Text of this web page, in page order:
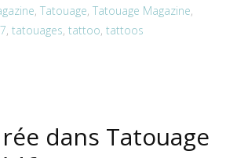
,Tatouage,Tatouage Magazine,
, tatouages, tattoo, tattoos
dans Tatouage